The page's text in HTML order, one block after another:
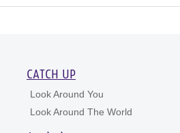
CATCH UP
Look Around You
Look Around The World